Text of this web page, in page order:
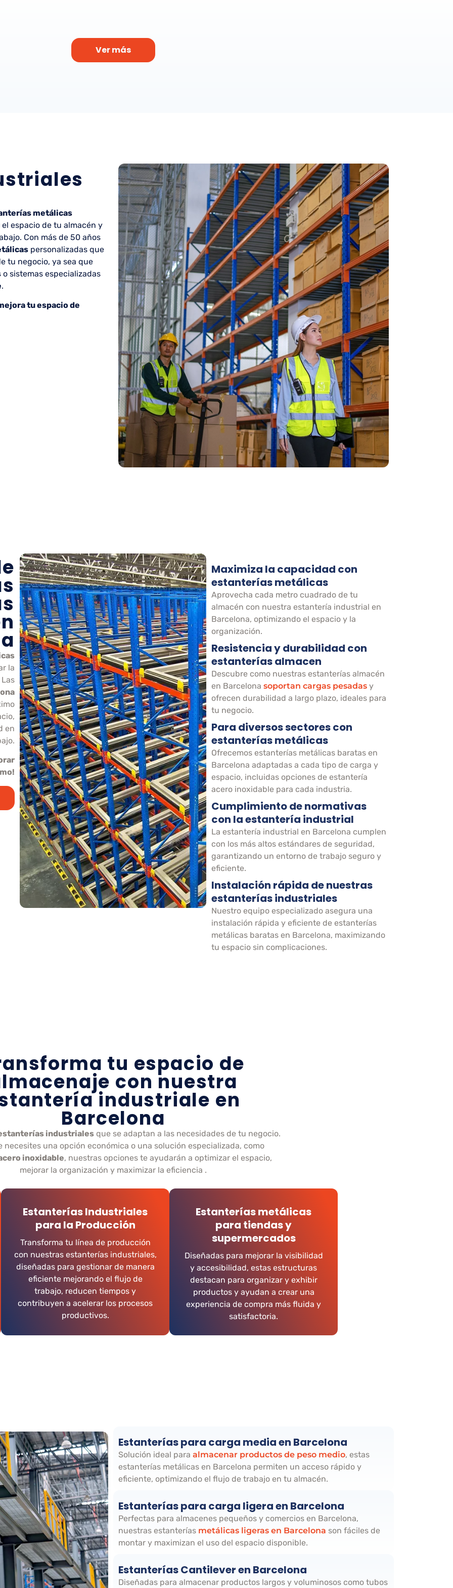
Ver más
metálicas
espacio de tu almacén y
Con más de 50 años
personalizadas que
tu negocio, ya sea que
o sistemas especializadas
.
tu espacio de
la
en
Maximiza la capacidad con
estanterías metálicas
Aprovecha cada metro cuadrado de tu
almacén con nuestra estantería industrial en
Barcelona, optimizando el espacio y la
organización.
Resistencia y durabilidad con
estanterías almacen
Descubre como nuestras estanterías almacén
en Barcelonasoportan cargas pesadas y
ofrecen durabilidad a largo plazo, ideales para
tu negocio.
Para diversos sectores con
estanterías metálicas
Ofrecemos estanterías metálicas baratas en
Barcelona adaptadas a cada tipo de carga y
espacio, incluidas opciones de estantería
acero inoxidable para cada industria.
Cumplimiento de normativas
con la estantería industrial
La estantería industrial en Barcelona cumplen
con los más altos estándares de seguridad,
garantizando un entorno de trabajo seguro y
eficiente.
Instalación rápida de nuestras
estanterías industriales
Nuestro equipo especializado asegura una
instalación rápida y eficiente de estanterías
metálicas baratas en Barcelona, maximizando
tu espacio sin complicaciones.
tu espacio de
con nuestra
industriale en
Barcelona
industriales que se adaptan a las necesidades de tu negocio.
necesites una opción económica o una solución especializada, como
inoxidable, nuestras opciones te ayudarán a optimizar el espacio,
mejorar la organización y maximizar la eficiencia .
Estanterías Industriales
para la Producción
Transforma tu línea de producción
con nuestras estanterías industriales,
diseñadas para gestionar de manera
eficiente mejorando el flujo de
trabajo, reducen tiempos y
contribuyen a acelerar los procesos
productivos.
Estanterías metálicas
para tiendas y
supermercados
Diseñadas para mejorar la visibilidad
y accesibilidad, estas estructuras
destacan para organizar y exhibir
productos y ayudan a crear una
experiencia de compra más fluida y
satisfactoria.
Estanterías para carga media en Barcelona
Solución ideal para almacenar productos de peso medio, estas
estanterías metálicas en Barcelona permiten un acceso rápido y
eficiente, optimizando el flujo de trabajo en tu almacén.
Estanterías para carga ligera en Barcelona
Perfectas para almacenes pequeños y comercios en Barcelona,
nuestras estanterías metálicas ligeras en Barcelona son fáciles de
montar y maximizan el uso del espacio disponible.
Estanterías Cantilever en Barcelona
Diseñadas para almacenar productos largos y voluminosos como tubos